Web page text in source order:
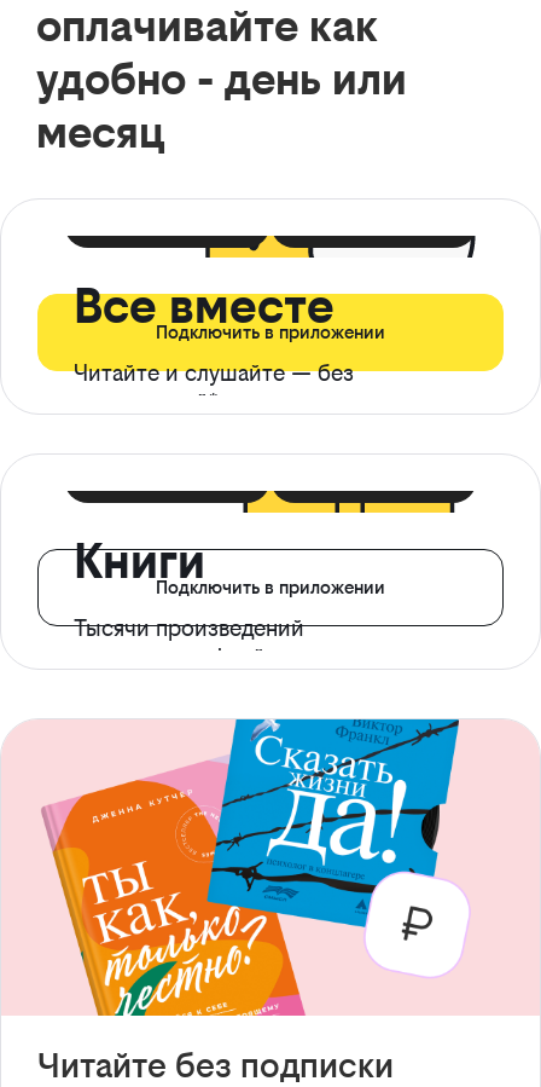
оплачивайте как
удобно - день или
месяц
Все вместе
Читайте и слушайте — без
ограничений*
Подключить в приложении
Книги
Тысячи произведений
с доступом офлайн
Подключить в приложении
Читайте без подписки